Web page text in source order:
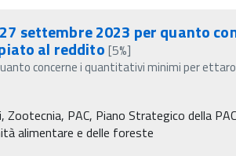
settembre 2023 per quanto
al reddito [5%]
concerne i quantitativi minimi per
Zootecnia, PAC, Piano Strategico della
alimentare e delle foreste